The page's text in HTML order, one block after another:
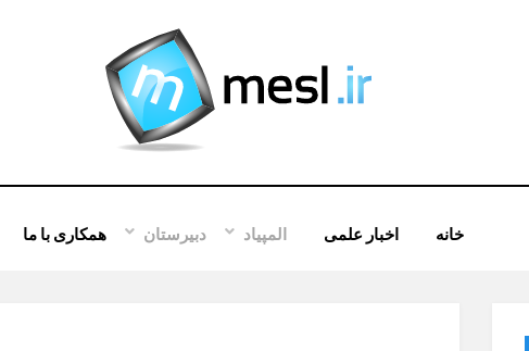
خانه اخبار علمی المپیاد دبیرستان همکاری با ما